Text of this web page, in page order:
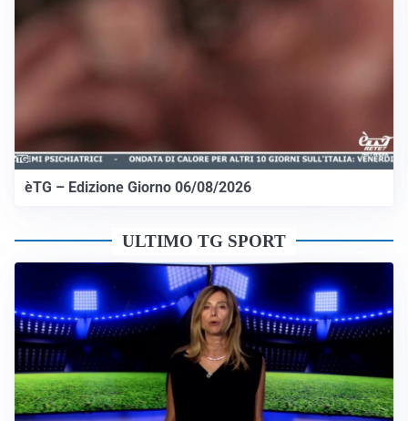
èTG – Edizione Giorno 06/08/2026
ULTIMO TG SPORT